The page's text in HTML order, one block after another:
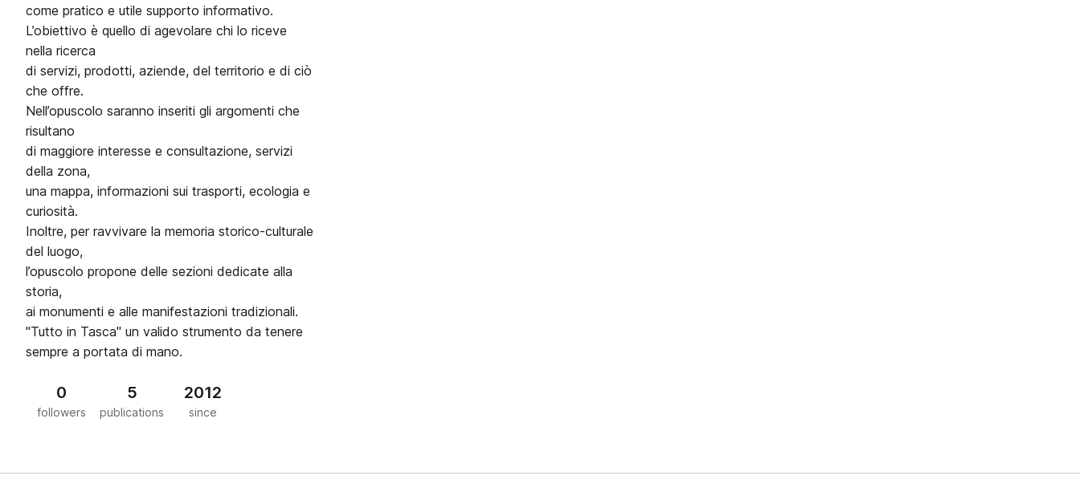
come pratico e utile supporto informativo.
L’obiettivo è quello di agevolare chi lo riceve
nella ricerca
di servizi, prodotti, aziende, del territorio e di ciò
che offre.
Nell’opuscolo saranno inseriti gli argomenti che
risultano
di maggiore interesse e consultazione, servizi
della zona,
una mappa, informazioni sui trasporti, ecologia e
curiosità.
Inoltre, per ravvivare la memoria storico-culturale
del luogo,
l’opuscolo propone delle sezioni dedicate alla
storia,
ai monumenti e alle manifestazioni tradizionali.
"Tutto in Tasca" un valido strumento da tenere
sempre a portata di mano.
0
followers
5
publications
2012
since